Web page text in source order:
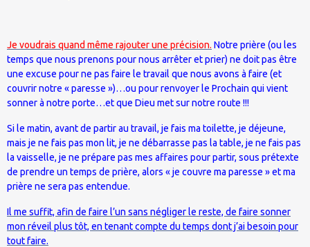
Je voudrais quand même rajouter une précision. Notre prière (ou les
temps que nous prenons pour nous arrêter et prier) ne doit pas être
une excuse pour ne pas faire le travail que nous avons à faire (et
couvrir notre « paresse »)…ou pour renvoyer le Prochain qui vient
sonner à notre porte…et que Dieu met sur notre route !!!
Si le matin, avant de partir au travail, je fais ma toilette, je déjeune,
mais je ne fais pas mon lit, je ne débarrasse pas la table, je ne fais pas
la vaisselle, je ne prépare pas mes affaires pour partir, sous prétexte
de prendre un temps de prière, alors « je couvre ma paresse » et ma
prière ne sera pas entendue.
Il me suffit, afin de faire l’un sans négliger le reste, de faire sonner
mon réveil plus tôt, en tenant compte du temps dont j’ai besoin pour
tout faire.